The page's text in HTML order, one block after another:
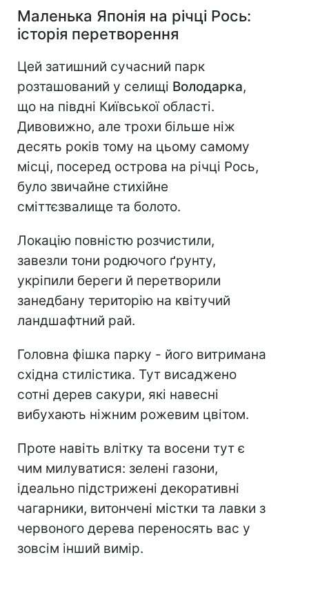
Маленька Японія на річці Рось:
історія перетворення
Цей затишний сучасний парк
розташований у селищі Володарка,
що на півдні Київської області.
Дивовижно, але трохи більше ніж
десять років тому на цьому самому
місці, посеред острова на річці Рось,
було звичайне стихійне
сміттєзвалище та болото.
Локацію повністю розчистили,
завезли тони родючого ґрунту,
укріпили береги й перетворили
занедбану територію на квітучий
ландшафтний рай.
Головна фішка парку - його витримана
східна стилістика. Тут висаджено
сотні дерев сакури, які навесні
вибухають ніжним рожевим цвітом.
Проте навіть влітку та восени тут є
чим милуватися: зелені газони,
ідеально підстрижені декоративні
чагарники, витончені містки та лавки з
червоного дерева переносять вас у
зовсім інший вимір.